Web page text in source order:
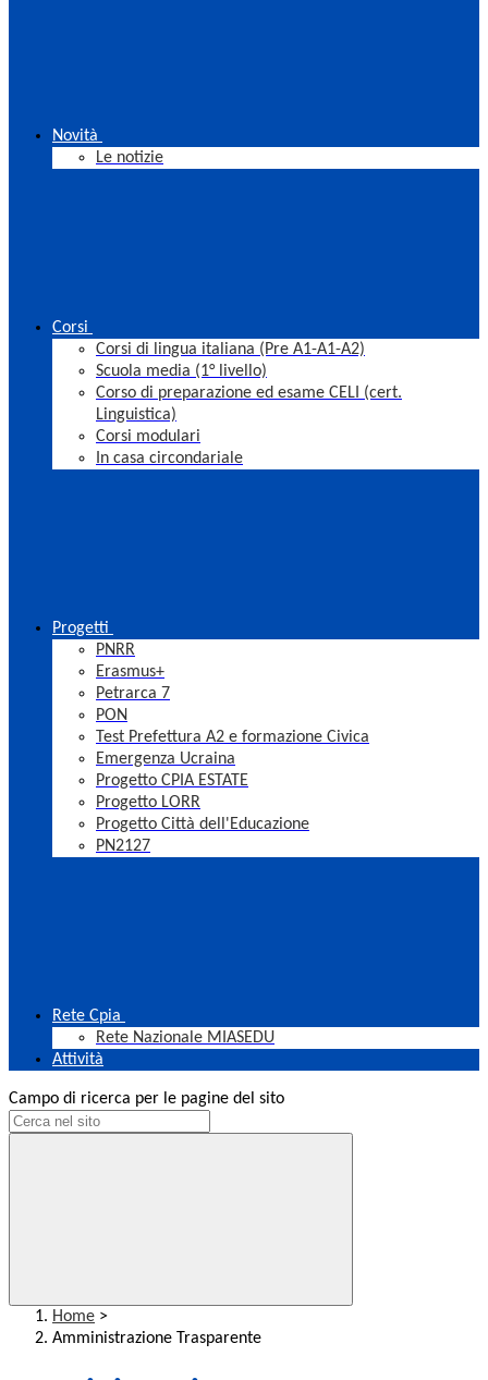
Novità
Le notizie
Corsi
Corsi di lingua italiana (Pre A1-A1-A2)
Scuola media (1° livello)
Corso di preparazione ed esame CELI (cert.
Linguistica)
Corsi modulari
In casa circondariale
Progetti
PNRR
Erasmus+
Petrarca 7
PON
Test Prefettura A2 e formazione Civica
Emergenza Ucraina
Progetto CPIA ESTATE
Progetto LORR
Progetto Città dell'Educazione
PN2127
Rete Cpia
Rete Nazionale MIASEDU
Attività
Campo di ricerca per le pagine del sito
Home >
Amministrazione Trasparente